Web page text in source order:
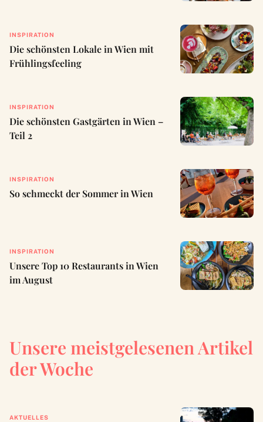
INSPIRATION
Die schönsten Lokale in Wien mit
Frühlingsfeeling
INSPIRATION
Die schönsten Gastgärten in Wien –
Teil 2
INSPIRATION
So schmeckt der Sommer in Wien
INSPIRATION
Unsere Top 10 Restaurants in Wien
im August
Unsere meistgelesenen Artikel
der Woche
AKTUELLES